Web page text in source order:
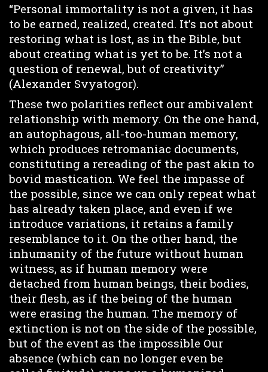
“Personal immortality is not a given, it has
to be earned, realized, created. It’s not about
restoring what is lost, as in the Bible, but
about creating what is yet to be. It’s not a
question of renewal, but of creativity”
(Alexander Svyatogor).
These two polarities reflect our ambivalent
relationship with memory. On the one hand,
an autophagous, all-too-human memory,
which produces retromaniac documents,
constituting a rereading of the past akin to
bovid mastication. We feel the impasse of
the possible, since we can only repeat what
has already taken place, and even if we
introduce variations, it retains a family
resemblance to it. On the other hand, the
inhumanity of the future without human
witness, as if human memory were
detached from human beings, their bodies,
their flesh, as if the being of the human
were erasing the human. The memory of
extinction is not on the side of the possible,
but of the event as the impossible Our
absence (which can no longer even be